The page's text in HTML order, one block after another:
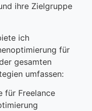
ihre Zielgruppe
ich
für
gesamten
umfassen:
für Freelance